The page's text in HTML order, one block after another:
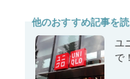
他のおすすめ記事を
ユ
で